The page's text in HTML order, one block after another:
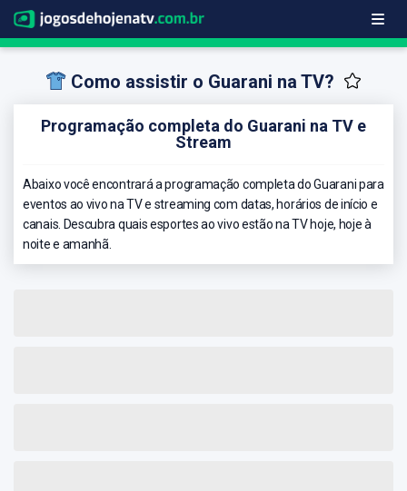
Como assistir o Guarani na TV?
Programação completa do Guarani na TV e
Stream
Abaixo você encontrará a programação completa do Guarani para
eventos ao vivo na TV e streaming com datas, horários de início e
canais. Descubra quais esportes ao vivo estão na TV hoje, hoje à
noite e amanhã.